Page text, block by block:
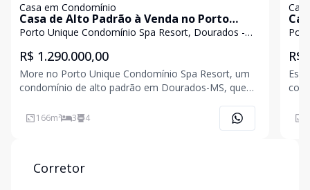
Casa em Condomínio
Casa de Alto Padrão à Venda no Porto
Unique | 3 Suítes | 166 m² | Dourados-MS
Porto Unique Condomínio Spa Resort, Dourados -
R$ 1.290.000,00
More no Porto Unique Condomínio Spa Resort, um
condomínio de alto padrão em Dourados-MS, que
casa térrea possui 166,88 m² de área construída em
terreno de 265 m², com arquitetura moderna,
166m² 3 4
R$
Corretor